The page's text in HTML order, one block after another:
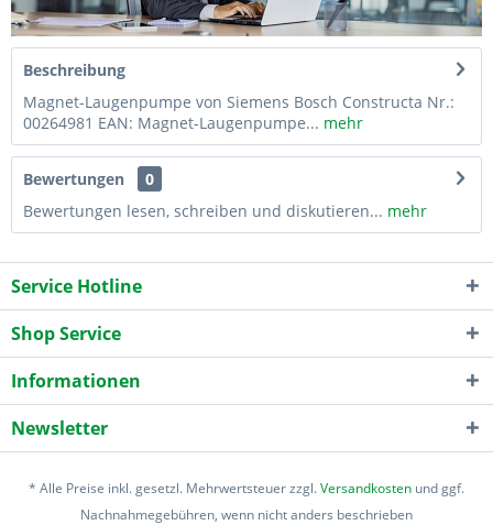
Beschreibung
Magnet-Laugenpumpe von Siemens Bosch Constructa Nr.:
00264981 EAN: Magnet-Laugenpumpe... mehr
Bewertungen
0
Bewertungen lesen, schreiben und diskutieren... mehr
Service Hotline
Shop Service
Informationen
Newsletter
* Alle Preise inkl. gesetzl. Mehrwertsteuer zzgl.Versandkosten und ggf.
Nachnahmegebühren, wenn nicht anders beschrieben